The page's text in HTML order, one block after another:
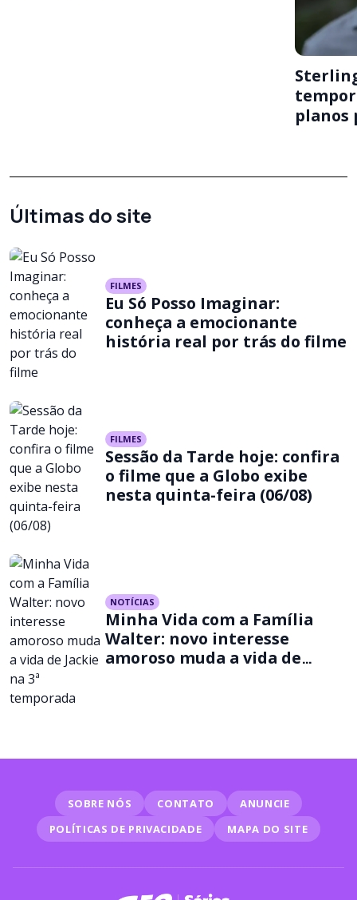
planos
Últimas do site
FILMES
Eu Só Posso Imaginar:
conheça a emocionante
história real por trás do filme
FILMES
Sessão da Tarde hoje: confira
o filme que a Globo exibe
nesta quinta-feira (06/08)
NOTÍCIAS
Minha Vida com a Família
Walter: novo interesse
amoroso muda a vida de
SOBRE NÓS CONTATO
ANUNCIE
POLÍTICAS DE PRIVACIDADE
MAPA DO SITE